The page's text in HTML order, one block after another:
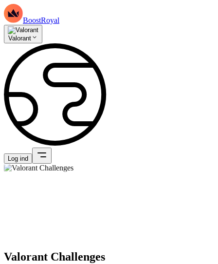
BoostRoyal
Valorant
Log ind
Valorant Challenges